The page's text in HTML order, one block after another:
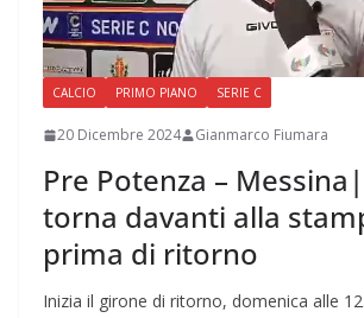
CALCIO PRIMO PIANO SERIE C
20 Dicembre 2024 Gianmarco Fiumara
Pre Potenza –
torna davanti alla
prima di ritorno
Inizia il girone di ritorno, domenica alle